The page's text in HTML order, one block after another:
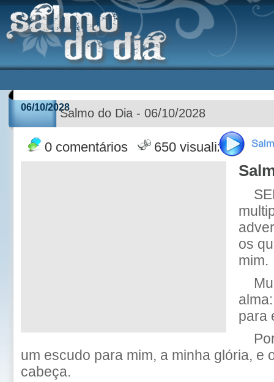
06/10/2028Salmo do Dia - 06/10/2028
0 comentários 650 visualizações
os
mim.
para
um escudo para mim, a minha glória, e
cabeça.